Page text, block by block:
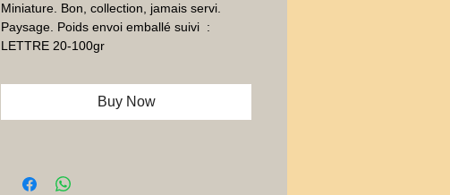
Miniature. Bon, collection, jamais servi.
Paysage. Poids envoi emballé suivi  :
LETTRE 20-100gr
Buy Now